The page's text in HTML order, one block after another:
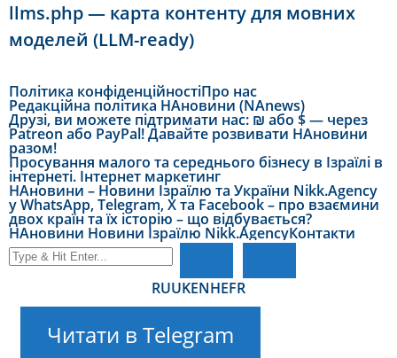
llms.php — карта контенту для мовних
моделей (LLM-ready)
Політика конфіденційностіПро нас
Редакційна політика НАновини (NAnews)
Друзі, ви можете підтримати нас: ₪ або $ — через
Patreon або PayPal! Давайте розвивати НАновини
разом!
Просування малого та середнього бізнесу в Ізраїлі в
інтернеті. Інтернет маркетинг
НАновини – Новини Ізраїлю та України Nikk.Agency
у WhatsApp, Telegram, X та Facebook – про взаємини
двох країн та їх історію – що відбувається?
НАновини Новини Ізраїлю Nikk.AgencyКонтакти
RUUKENHEFR
Читати в Telegram